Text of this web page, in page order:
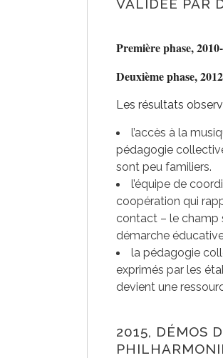
VALIDÉE PAR
Première phase,
Deuxième phase,
Les résultats
l’accès à la
pédagogie
sont peu familiers.
l’équipe de
coopération qui
contact – le champ
démarche
la pédagogie
exprimés par les
devient une
2015, DÉMOS